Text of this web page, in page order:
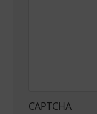
CAPTCHA